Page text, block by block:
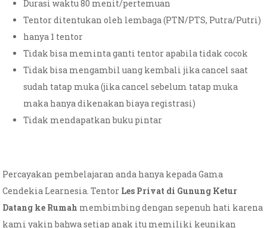
Durasi waktu 80 menit/pertemuan
Tentor ditentukan oleh lembaga (PTN/PTS, Putra/Putri)
hanya 1 tentor
Tidak bisa meminta ganti tentor apabila tidak cocok
Tidak bisa mengambil uang kembali jika cancel saat
sudah tatap muka (jika cancel sebelum tatap muka
maka hanya dikenakan biaya registrasi)
Tidak mendapatkan buku pintar
Percayakan pembelajaran anda hanya kepada Gama
Cendekia Learnesia. Tentor Les Privat di Gunung Ketur
Datang ke Rumah membimbing dengan sepenuh hati karena
kami yakin bahwa setiap anak itu memiliki keunikan